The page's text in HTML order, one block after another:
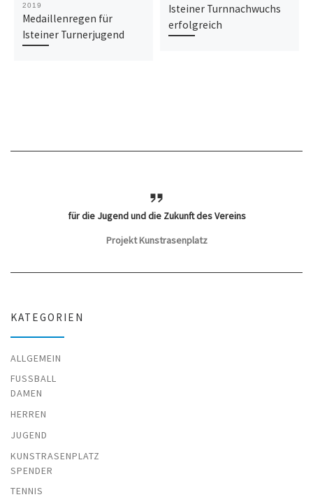
2019
Medaillenregen für
Isteiner Turnerjugend
Isteiner Turnnachwuchs
erfolgreich
für die Jugend und die Zukunft des Vereins
Projekt Kunstrasenplatz
KATEGORIEN
ALLGEMEIN
FUSSBALL
DAMEN
HERREN
JUGEND
KUNSTRASENPLATZ
SPENDER
TENNIS